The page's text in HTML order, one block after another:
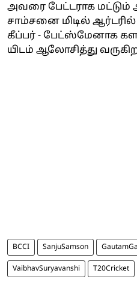
அவரை பேட்டராக மட்டும்
சாம்சனை மிடில் ஆர்டரில்
கீப்பர் - பேட்ஸ்மேனாக
யிடம் ஆலோசித்து
BCCI SanjuSamson
VaibhavSuryavanshi T20Cricket